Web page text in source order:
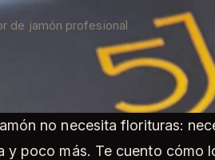
de jamón profesional
no necesita florituras:
y poco más. Te cuento cómo